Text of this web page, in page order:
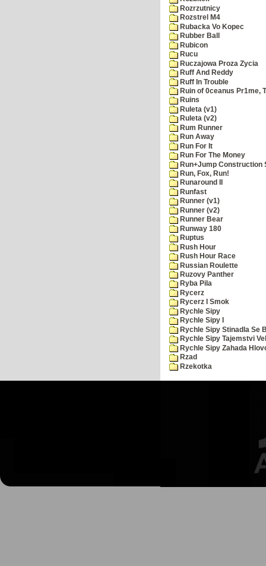
Rozrzutnicy
Rozstrel M4
Rubacka Vo Kopec
Rubber Ball
Rubicon
Rucu
Ruczajowa Proza Zycia
Ruff And Reddy
Ruff In Trouble
Ruin of 0ceanus Pr1me,
Ruins
Ruleta (v1)
Ruleta (v2)
Rum Runner
Run Away
Run For It
Run For The Money
Run+Jump Construction
Run, Fox, Run!
Runaround II
Runfast
Runner (v1)
Runner (v2)
Runner Bear
Runway 180
Ruptus
Rush Hour
Rush Hour Race
Russian Roulette
Ruzovy Panther
Ryba Pila
Rycerz
Rycerz I Smok
Rychle Sipy
Rychle Sipy I
Rychle Sipy Stinadla Se
Rychle Sipy Tajemstvi
Rychle Sipy Zahada
Rzad
Rzekotka